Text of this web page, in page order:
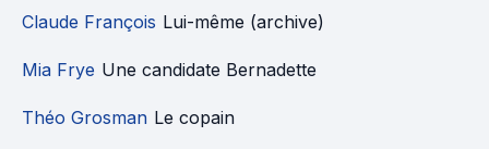
Claude François Lui-même (archive)
Mia Frye Une candidate Bernadette
Théo Grosman Le copain